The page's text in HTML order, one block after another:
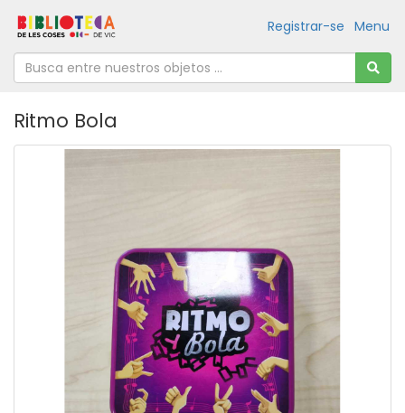
Menu
Registrar-se
Ritmo Bola